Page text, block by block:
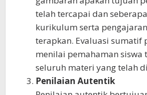
telah tercapai dan
kurikulum serta
terapkan. Evaluasi sumatif
menilai pemahaman siswa
seluruh materi yang telah
Penilaian Autentik